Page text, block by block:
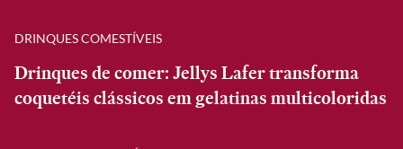
DRINQUES COMESTÍVEIS
Drinques de comer: Jellys Lafer transforma
coquetéis clássicos em gelatinas multicoloridas